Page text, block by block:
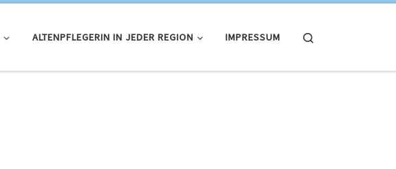
ALTENPFLEGERIN IN JEDER REGION IMPRESSUM